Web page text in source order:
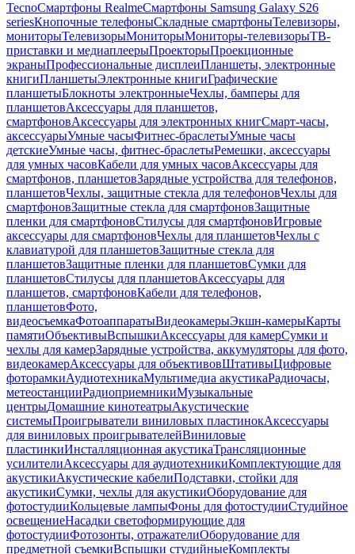
TecnoСмартфоны RealmeСмартфоны Samsung Galaxy S26
seriesКнопочные телефоныСкладные смартфоныТелевизоры,
мониторыТелевизорыМониторыМониторы-телевизорыТВ-
приставки и медиаплеерыПроекторыПроекционные
экраныПрофессиональные дисплеиПланшеты, электронные
книгиПланшетыЭлектронные книгиГрафические
планшетыБлокноты электронныеЧехлы, бамперы для
планшетовАксессуары для планшетов,
смартфоновАксессуары для электронных книгСмарт-часы,
аксессуарыУмные часыФитнес-браслетыУмные часы
детскиеУмные часы, фитнес-браслетыРемешки, аксессуары
для умных часовКабели для умных часовАксессуары для
смартфонов, планшетовЗарядные устройства для телефонов,
планшетовЧехлы, защитные стекла для телефоновЧехлы для
смартфоновЗащитные стекла для смартфоновЗащитные
пленки для смартфоновСтилусы для смартфоновИгровые
аксессуары для смартфоновЧехлы для планшетовЧехлы с
клавиатурой для планшетовЗащитные стекла для
планшетовЗащитные пленки для планшетовСумки для
планшетовСтилусы для планшетовАксессуары для
планшетов, смартфоновКабели для телефонов,
планшетовФото,
видеосъемкаФотоаппаратыВидеокамерыЭкшн-камерыКарты
памятиОбъективыВспышкиАксессуары для камерСумки и
чехлы для камерЗарядные устройства, аккумуляторы для фото,
видеокамерАксессуары для объективовШтативыЦифровые
фоторамкиАудиотехникаМультимедиа акустикаРадиочасы,
метеостанцииРадиоприемникиМузыкальные
центрыДомашние кинотеатрыАкустические
системыПроигрыватели виниловых пластинокАксессуары
для виниловых проигрывателейВиниловые
пластинкиИнсталляционная акустикаТрансляционные
усилителиАксессуары для аудиотехникиКомплектующие для
акустикиАкустические кабелиПодставки, стойки для
акустикиСумки, чехлы для акустикиОборудование для
фотостудииКольцевые лампыФоны для фотостудииСтудийное
освещениеНасадки светоформирующие для
фотостудииФотозонты, отражателиОборудование для
предметной съемкиВспышки студийныеКомплекты